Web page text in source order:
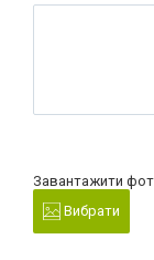
Завантажити
Вибрати